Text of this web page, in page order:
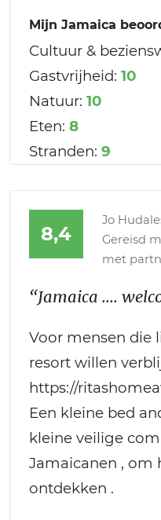
Mijn Jamaica
Cultuur &
Gastvrijheid: 10
Natuur: 10
Eten: 8
Stranden: 9
8,4
Jo
Gereisd
met
“Jamaica ....
Voor mensen die
resort willen
https://
Een kleine bed
kleine veilige
Jamaicanen , om
ontdekken .